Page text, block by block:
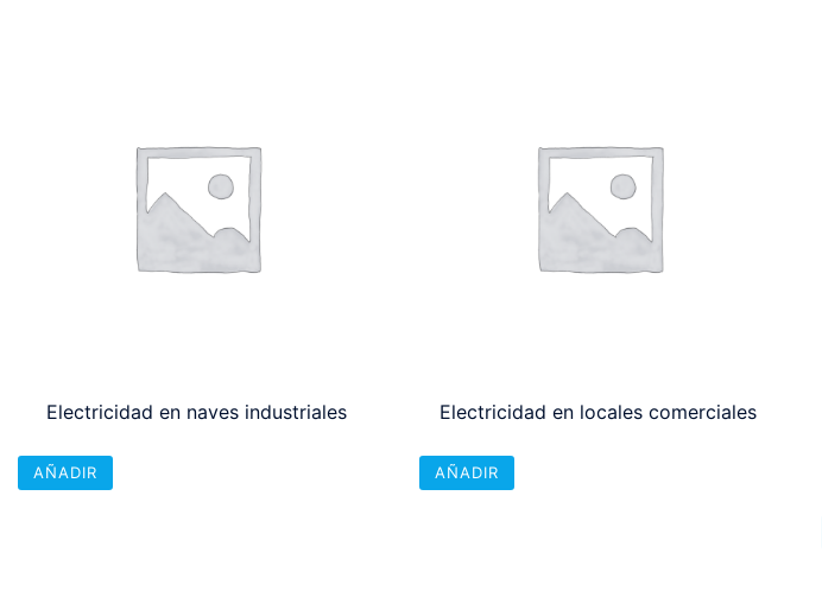
Electricidad en naves industriales
AÑADIR
Electricidad en locales comerciales
AÑADIR